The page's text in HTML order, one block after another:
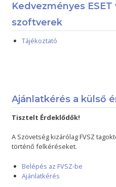
Kedvezményes
szoftverek
Tájékoztató
Ajánlatkérés a külső
Tisztelt Érdeklődők!
A Szövetség kizárólag FVSZ
történő felkéréseket.
Belépés az FVSZ-be
Ajánlatkérés